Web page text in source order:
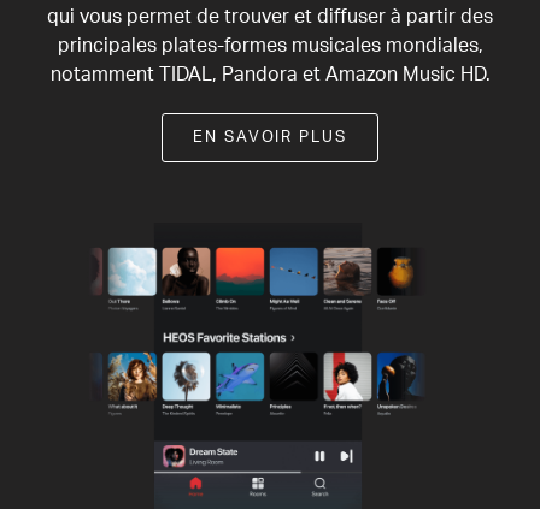
qui vous permet de trouver et diffuser à partir des
principales plates-formes musicales mondiales,
notamment TIDAL, Pandora et Amazon Music HD.
EN SAVOIR PLUS